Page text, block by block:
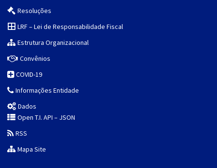
Resoluções
LRF – Lei de Responsabilidade Fiscal
Estrutura Organizacional
Convênios
COVID-19
Informações Entidade
Dados
Open T.I. API – JSON
RSS
Mapa Site